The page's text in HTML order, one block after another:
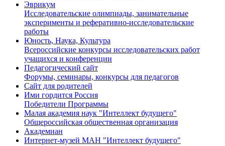
Эврикум
Исследовательские олимпиады, занимательные
эксперименты и реферативно-исследовательские
работы
Юность, Наука, Культура
Всероссийские конкурсы исследовательских работ
учащихся и конференции
Педагогический сайт
Форумы, семинары, конкурсы для педагогов
Сайт для родителей
Ими гордится Россия
Победители Программы
Малая академия наук "Интеллект будущего"
Общероссийская общественная организация
Академиан
Интернет-музей МАН "Интеллект будущего"